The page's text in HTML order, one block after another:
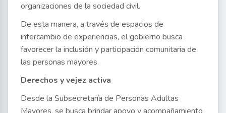
organizaciones de la sociedad civil.
De esta manera, a través de espacios de
intercambio de experiencias, el gobierno busca
favorecer la inclusión y participación comunitaria de
las personas mayores.
Derechos y vejez activa
Desde la Subsecretaría de Personas Adultas